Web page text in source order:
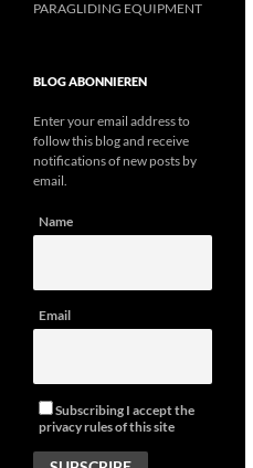
PARAGLIDING EQUIPMENT
BLOG ABONNIEREN
Enter your email address to
follow this blog and receive
notifications of new posts by
email.
Name
Email
Subscribing I accept the
privacy rules of this site